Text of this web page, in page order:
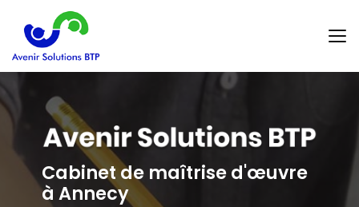
contenu
principal
Cabinet de maîtrise d'œuvre
à Annecy